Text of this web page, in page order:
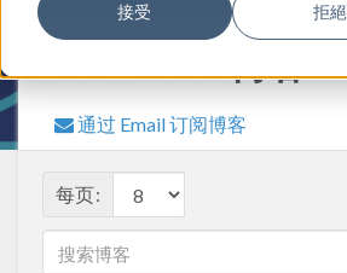
接受 拒絕
COMSOL 博客
通过 Email 订阅博客
每页: